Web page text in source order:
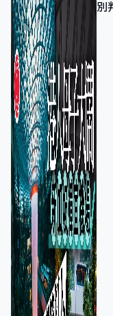
別